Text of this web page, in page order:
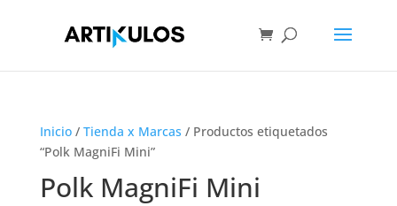
Inicio/ Tienda x Marcas / Productos etiquetados
“Polk MagniFi Mini”
Polk MagniFi Mini